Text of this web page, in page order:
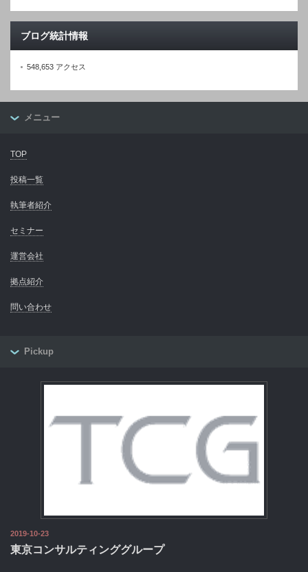
ブログ統計情報
548,653 アクセス
メニュー
TOP
投稿一覧
執筆者紹介
セミナー
運営会社
拠点紹介
問い合わせ
Pickup
2019-10-23
東京コンサルティンググループ